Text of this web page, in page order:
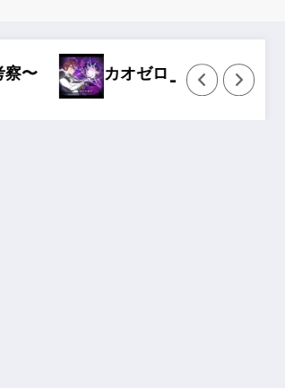
トライク〜 Wizardry